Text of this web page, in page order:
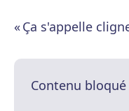
« Ça s'appelle
Contenu